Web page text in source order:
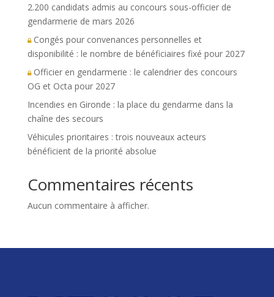
2.200 candidats admis au concours sous-officier de
gendarmerie de mars 2026
Congés pour convenances personnelles et
disponibilité : le nombre de bénéficiaires fixé pour 2027
Officier en gendarmerie : le calendrier des concours
OG et Octa pour 2027
Incendies en Gironde : la place du gendarme dans la
chaîne des secours
Véhicules prioritaires : trois nouveaux acteurs
bénéficient de la priorité absolue
Commentaires récents
Aucun commentaire à afficher.